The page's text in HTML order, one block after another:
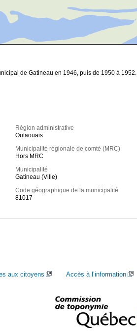
de Gatineau en 1946, puis de 1950 à 1952.
Région administrative
Outaouais
Municipalité régionale de comté (MRC)
Hors MRC
Municipalité
Gatineau (Ville)
Code géographique de la municipalité
81017
aux citoyens Accès à l’information